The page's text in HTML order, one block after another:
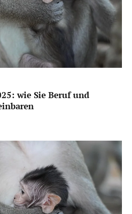
wie Sie Beruf und